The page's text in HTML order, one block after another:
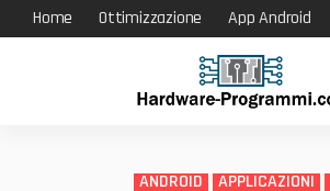
Home Ottimizzazione App Android
ANDROID APPLICAZIONI